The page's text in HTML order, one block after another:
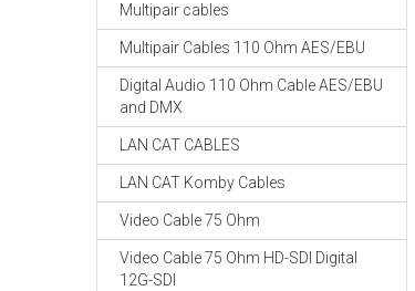
Multipair cables
Multipair Cables 110 Ohm AES/EBU
Digital Audio 110 Ohm Cable AES/EBU
and DMX
LAN CAT CABLES
LAN CAT Komby Cables
Video Cable 75 Ohm
Video Cable 75 Ohm HD-SDI Digital
12G-SDI